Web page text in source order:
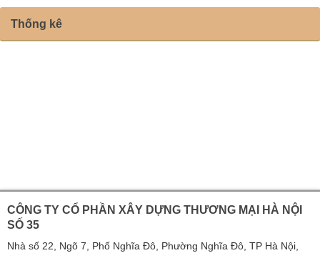
Thống kê
CÔNG TY CỔ PHẦN XÂY DỰNG THƯƠNG MẠI HÀ NỘI
SỐ 35
Nhà số 22, Ngõ 7, Phố Nghĩa Đô, Phường Nghĩa Đô, TP Hà Nội,